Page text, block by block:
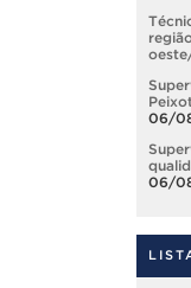
06/
06/